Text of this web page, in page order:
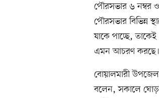
পৌরসভার ৬ নম্বর
পৌরসভার বিভিন্ন
যাকে পাচ্ছে,
এমন আচরণ করছে।
বোয়ালমারী
বলেন, সকালে